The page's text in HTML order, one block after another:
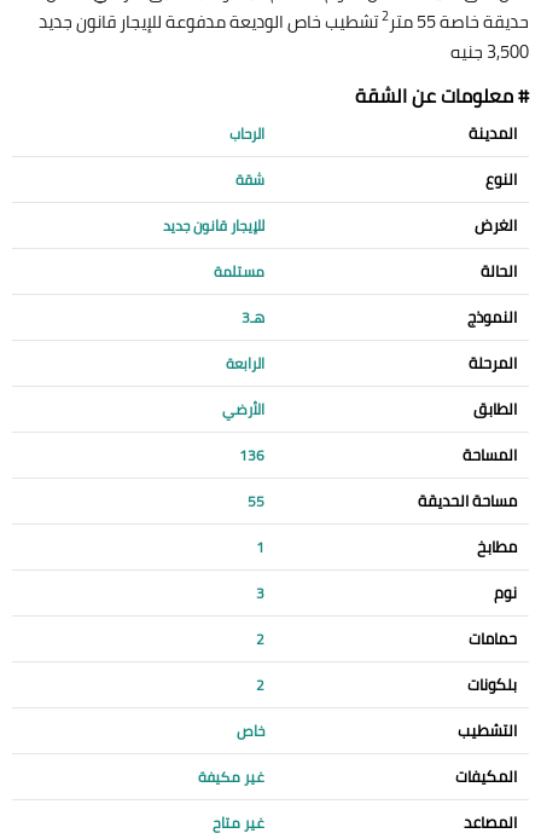
حديقة خاصة 55 متر
2تشطيب خاص الوديعة مدفوعة للإيجار قانون جديد
3,500 جنيه
# معلومات عن الشقة
المدينة الرحاب
النوع شقة
الغرض للإيجار قانون جديد
الحالة مستلمة
النموذج هـ3
المرحلة الرابعة
الطابق الأرضي
المساحة 136
مساحة الحديقة 55
مطابخ 1
نوم 3
حمامات 2
بلكونات 2
التشطيب خاص
المكيفات غير مكيفة
المصاعد غير متاح